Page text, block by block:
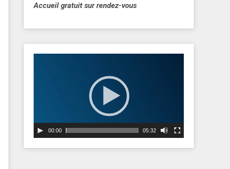
Accueil gratuit sur rendez-vous
00:00 05:32